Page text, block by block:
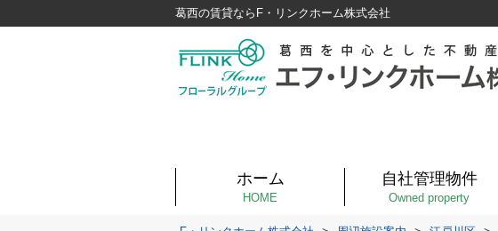
葛西の賃貸ならF・リンクホーム株式会社
ホーム
HOME
自社管理物件
Owned property